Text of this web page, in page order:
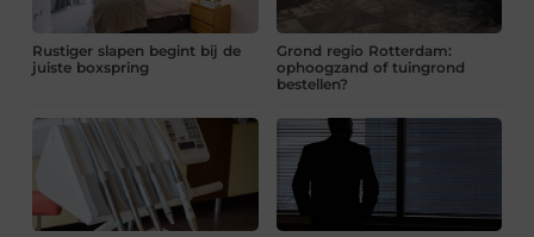
Rustiger slapen begint bij de
juiste boxspring
Grond regio Rotterdam:
ophoogzand of tuingrond
bestellen?